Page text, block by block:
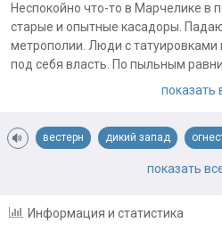
Неспокойно что-то в Марчелике в
старые и опытные касадоры.
метрополии. Люди с
под себя власть. По пыльным
Старганом. Очень им хочется
отморозки – они и есть отморозки.
показать
вестерн дикий запад
попаданец
показать
Информация и статистика